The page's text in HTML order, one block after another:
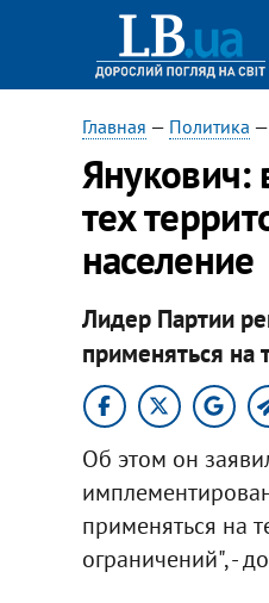
Главная — Политика —
Янукович:
тех
население
Лидер Партии
применяться на
Об этом он
применяться на
ограничений", -